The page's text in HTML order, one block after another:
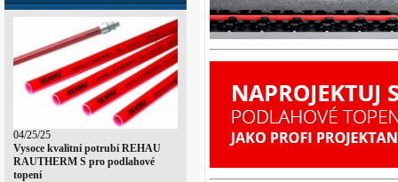
04/25/25
Vysoce kvalitní potrubí REHAU
RAUTHERM S pro podlahové
topení